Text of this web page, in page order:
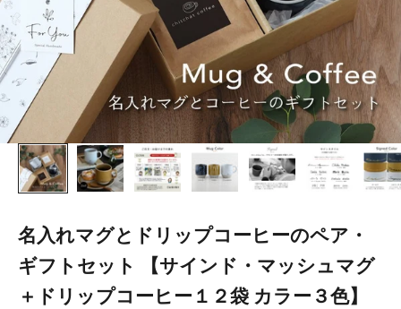
名入れマグとドリップコーヒーのペア・
ギフトセット 【サインド・マッシュマグ
＋ドリップコーヒー１２袋 カラー３色】